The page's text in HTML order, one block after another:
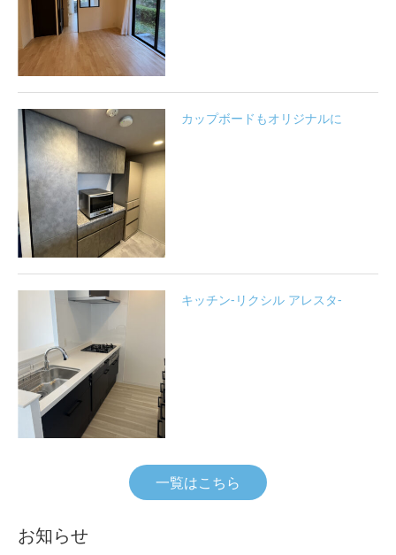
カップボードもオリジナルに
キッチン-リクシル アレスタ-
一覧はこちら
お知らせ